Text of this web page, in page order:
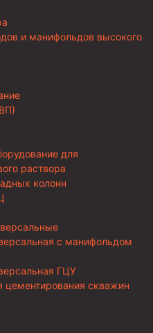
и манифольдов высокого
для
раствора
колонн
с манифольдом
ГЦУ
цементирования скважин